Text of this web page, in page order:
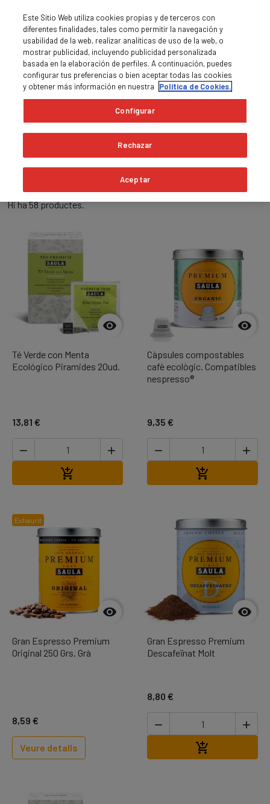
MENU 
Començament
Hi ha 58 productes.
Rellevància expand_more filter_list

Té Verde con Menta
Ecológico Piramides 20ud.
13,81 €
 


Càpsules compostables
cafè ecològic. Compatibles
nespresso®
9,35 €
 

Exhaurit

Gran Espresso Premium
Original 250 Grs. Grà
8,59 €
Veure detalls

Gran Espresso Premium
Descafeïnat Molt
8,80 €
 

Este Sitio Web utiliza cookies propias y de terceros con
diferentes finalidades, tales como permitir la navegación y
usabilidad de la web, realizar analíticas de uso de la web, o
mostrar publicidad, incluyendo publicidad personalizada
basada en la elaboración de perfiles. A continuación, puedes
configurar tus preferencias o bien aceptar todas las cookies
y obtener más información en nuestra
Política de Cookies.
Configurar
Rechazar
Aceptar